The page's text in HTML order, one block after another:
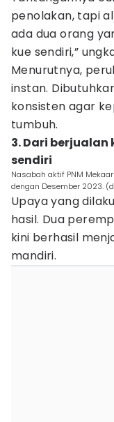
penolakan, tapi
ada dua orang
kue sendiri,”
Menurutnya,
instan.
konsisten agar
tumbuh.
3. Dari
sendiri
Nasabah aktif PNM
dengan Desember 2023.
Upaya yang
hasil. Dua
kini berhasil
mandiri.